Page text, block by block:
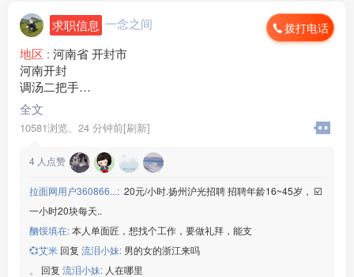
求职信息 一念之间 拨打电话
地区 : 河南省 开封市
河南开封
调汤二把手
收银凉菜
工作时间11个小时左右
有意者电话联系
全文
10581浏览、 24 分钟前[刷新]
4 人点赞
拉面网用户360866...: 20元/小时.扬州沪光招聘 招聘年龄16~45岁， ☑️
一小时20块每天..
酗馁填在:本人单面匠，想找个工作，要做礼拜，能支
💞艾米 回复 流泪小妹: 男的女的浙江来吗
。
回复 流泪小妹: 人在哪里